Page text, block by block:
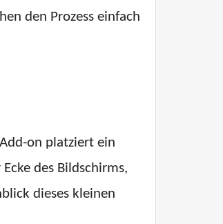
den Prozess einfach
Add-on platziert ein
des Bildschirms,
dieses kleinen